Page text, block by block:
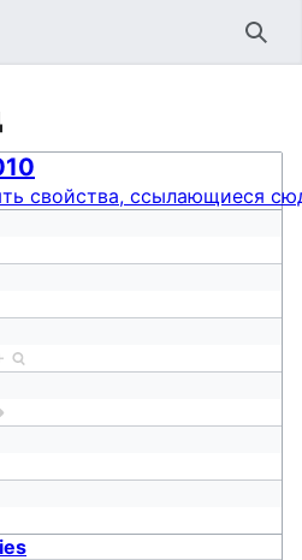
свойства, ссылающиеся